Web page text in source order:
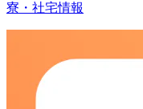
寮・社宅情報